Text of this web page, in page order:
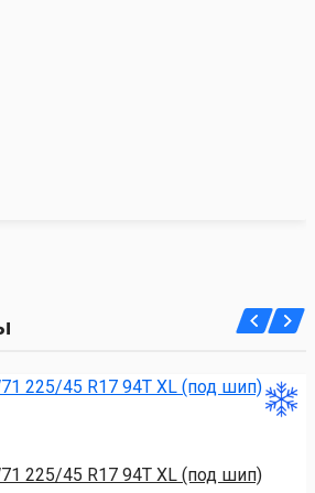
225/45 R17 94T XL (под шип)